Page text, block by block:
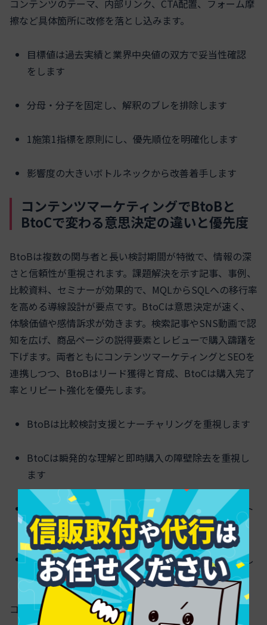
コンテンツのテーマ、内部リンク、CTA配置、フォーム摩
擦など具体箇所に改修を落とし込みます。
目標値は過去実績と業界中央値の双方で妥当性確認
をします
分母・分子を固定し、解釈のブレを排除します
1施策1指標を原則にし、優先順位を明確化します
影響度の大きいボトルネックから改善着手します
コンテンツマーケティングでBtoBと
BtoCで変わる意思決定の違いと優先度
BtoBは複数の関与者と長い検討期間が特徴で、情報の深
さと信頼性が重視されます。課題解決を示す記事、事例、
比較資料、セミナーが効果的で、MQLからSQLへの移行率
を高める導線設計が要点です。BtoCは意思決定が速く、
体験価値や感情訴求が効きます。検索記事やSNS動画で認
知を広げ、商品ページの説得要素とレビューで購入躊躇を
下げます。両者ともにコンテンツマーケティングとSEOを
連携しつつ、BtoBはリード獲得と育成、BtoCは購入完了
率とリピート強化を優先します。
BtoBは比較検討支援とナーチャリングを重視します
BtoCは瞬発的な理解と即時購入の障壁除去を重視し
ます
配分はBtoBでミドル〜ボトム、BtoCでトップ〜ボト
ムを均等にします
事例はBtoBで詳細、BtoCでわかりやすく短く提示し
ます
コンテンツマーケティングのKPI設計